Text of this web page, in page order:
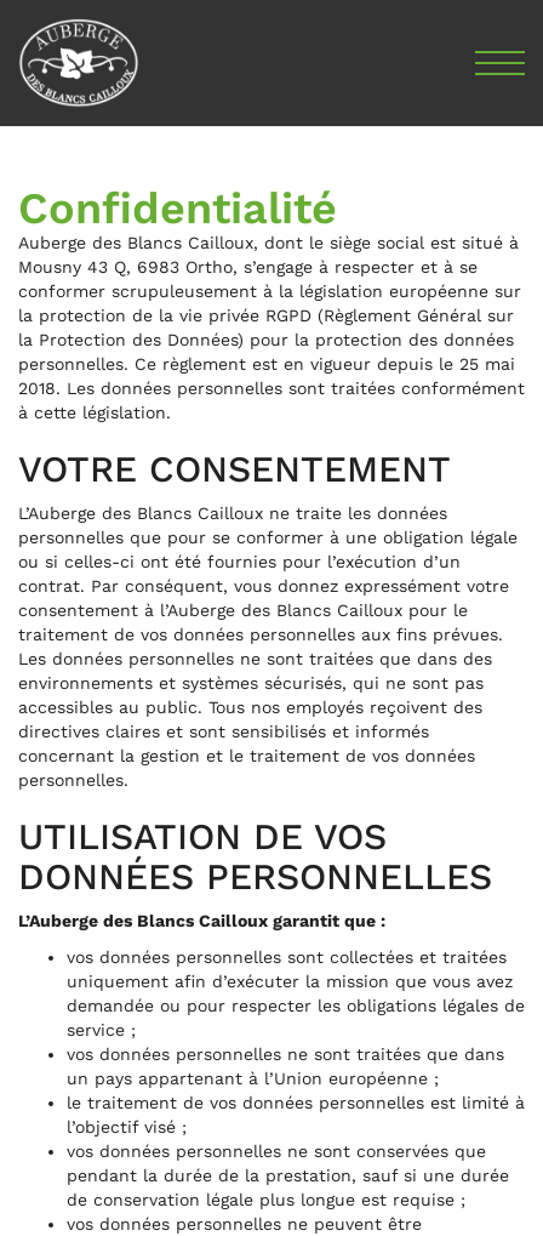
Confidentialité
Auberge des Blancs Cailloux, dont le siège social est situé à
Mousny 43 Q, 6983 Ortho, s’engage à respecter et à se
conformer scrupuleusement à la législation européenne sur
la protection de la vie privée RGPD (Règlement Général sur
la Protection des Données) pour la protection des données
personnelles. Ce règlement est en vigueur depuis le 25 mai
2018. Les données personnelles sont traitées conformément
à cette législation.
VOTRE CONSENTEMENT
L’Auberge des Blancs Cailloux ne traite les données
personnelles que pour se conformer à une obligation légale
ou si celles-ci ont été fournies pour l’exécution d’un
contrat. Par conséquent, vous donnez expressément votre
consentement à l’Auberge des Blancs Cailloux pour le
traitement de vos données personnelles aux fins prévues.
Les données personnelles ne sont traitées que dans des
environnements et systèmes sécurisés, qui ne sont pas
accessibles au public. Tous nos employés reçoivent des
directives claires et sont sensibilisés et informés
concernant la gestion et le traitement de vos données
personnelles.
UTILISATION DE VOS
DONNÉES PERSONNELLES
L’Auberge des Blancs Cailloux garantit que :
vos données personnelles sont collectées et traitées
uniquement afin d’exécuter la mission que vous avez
demandée ou pour respecter les obligations légales de
service ;
vos données personnelles ne sont traitées que dans
un pays appartenant à l’Union européenne ;
le traitement de vos données personnelles est limité à
l’objectif visé ;
vos données personnelles ne sont conservées que
pendant la durée de la prestation, sauf si une durée
de conservation légale plus longue est requise ;
vos données personnelles ne peuvent être